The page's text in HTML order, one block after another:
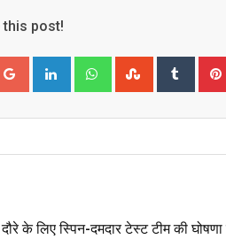
this post!
Google+ LinkedIn WhatsappStumbleUpon
Tumblr
के लिए स्पिन-दमदार टेस्ट टीम की घोषणा